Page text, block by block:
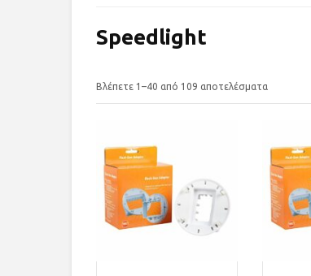
Speedlight
Βλέπετε 1–40 από 109 αποτελέσματα